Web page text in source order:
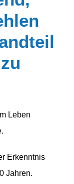
Leben
Erkenntnis
Jahren.